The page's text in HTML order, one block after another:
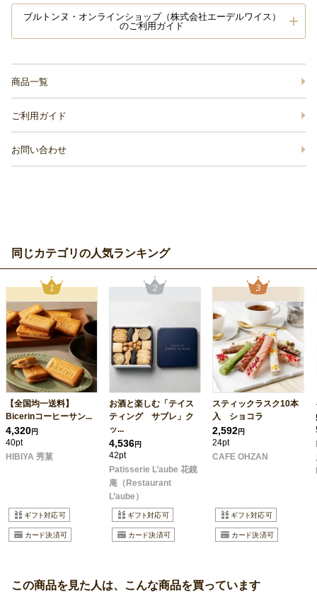
ブルトンヌ・オンラインショップ（株式会社エーデルワイス）
のご利用ガイド
商品一覧
ご利用ガイド
お問い合わせ
同じカテゴリの人気ランキング
【全国均一送料】
Bicerinコーヒーサン...
4,320円
40pt
HIBIYA 秀菓
お酒と楽しむ「テイス
ティング サブレ」ク
ッ...
4,536円
42pt
Patisserie L’aube 花鏡
庵（Restaurant
L’aube）
スティックラスク10本
入 ショコラ
2,592円
24pt
CAFE OHZAN
この商品を見た人は、こんな商品を買っています